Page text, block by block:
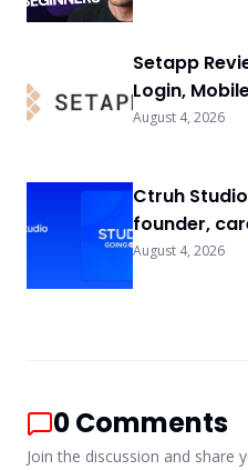
Setapp
Login,
FAQs
August 4, 2026
Ctruh
founder,
background
August 4, 2026
0Comments
Join the discussion and share